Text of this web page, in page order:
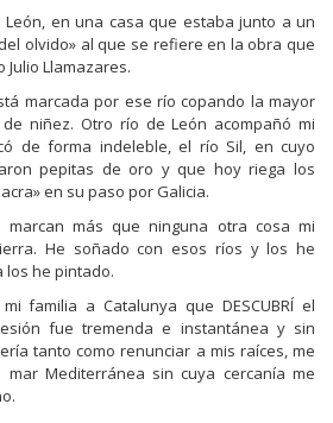
en una casa que estaba junto a un
olvido» al que se refiere en la obra que
Llamazares.
marcada por ese río copando la mayor
niñez. Otro río de León acompañó mi
de forma indeleble, el río Sil, en cuyo
pepitas de oro y que hoy riega los
en su paso por Galicia.
marcan más que ninguna otra cosa mi
He soñado con esos ríos y los he
los he pintado.
familia a Catalunya que DESCUBRÍ el
fue tremenda e instantánea y sin
tanto como renunciar a mis raíces, me
Mediterránea sin cuya cercanía me